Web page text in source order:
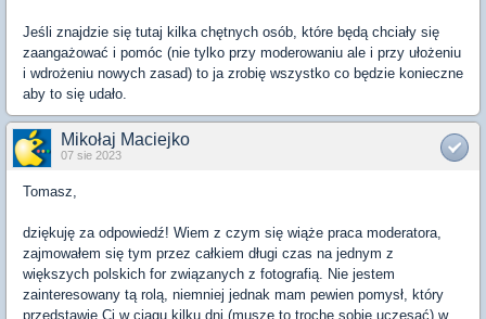
Jeśli znajdzie się tutaj kilka chętnych osób, które będą chciały się
zaangażować i pomóc (nie tylko przy moderowaniu ale i przy ułożeniu
i wdrożeniu nowych zasad) to ja zrobię wszystko co będzie konieczne
aby to się udało.
Mikołaj Maciejko
07 sie 2023
Tomasz,
dziękuję za odpowiedź! Wiem z czym się wiąże praca moderatora,
zajmowałem się tym przez całkiem długi czas na jednym z
większych polskich for związanych z fotografią. Nie jestem
zainteresowany tą rolą, niemniej jednak mam pewien pomysł, który
przedstawię Ci w ciągu kilku dni (muszę to trochę sobie uczesać) w